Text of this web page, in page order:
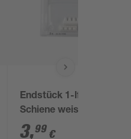
Endstück 1-lfg. f. Alu-
Schiene weiss
3,99 €